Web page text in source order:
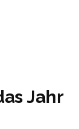
Jahr